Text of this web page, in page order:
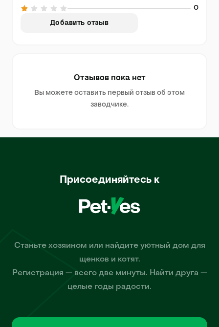
0
Добавить отзыв
Отзывов пока нет
Вы можете оставить первый отзыв об этом
заводчике.
Присоединяйтесь к
Станьте хозяином или найдите уютный дом для
щенков и котят.
Регистрация — всего две минуты. Найти друга —
целые годы радости.